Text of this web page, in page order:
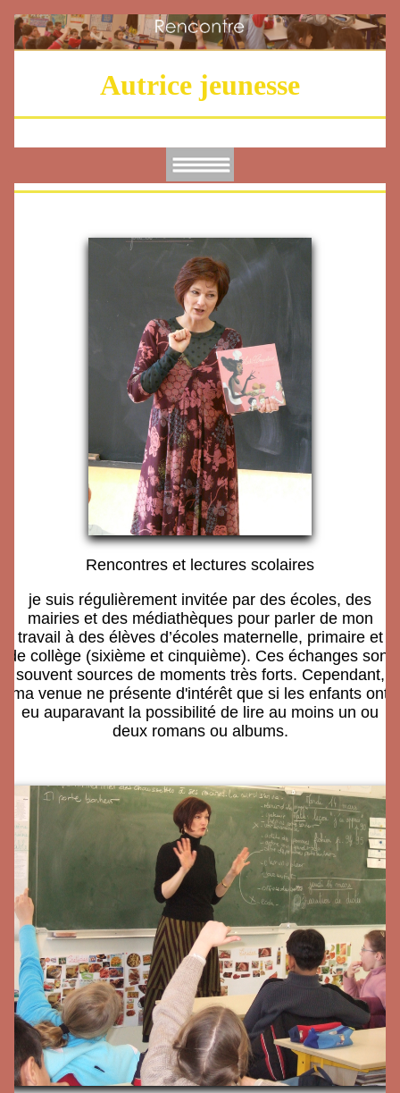
Autrice jeunesse
Rencontres et lectures scolaires
je suis régulièrement invitée par des écoles, des
mairies et des médiathèques pour parler de mon
travail à des élèves d’écoles maternelle, primaire et
de collège (sixième et cinquième). Ces échanges sont
souvent sources de moments très forts. Cependant,
ma venue ne présente d'intérêt que si les enfants ont
eu auparavant la possibilité de lire au moins un ou
deux romans ou albums.